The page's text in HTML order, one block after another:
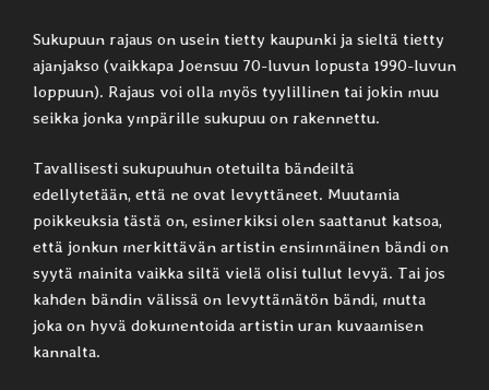
Sukupuun rajaus on usein tietty kaupunki ja sieltä tietty
ajanjakso (vaikkapa Joensuu 70-luvun lopusta 1990-luvun
loppuun). Rajaus voi olla myös tyylillinen tai jokin muu
seikka jonka ympärille sukupuu on rakennettu.
Tavallisesti sukupuuhun otetuilta bändeiltä
edellytetään, että ne ovat levyttäneet. Muutamia
poikkeuksia tästä on, esimerkiksi olen saattanut katsoa,
että jonkun merkittävän artistin ensimmäinen bändi on
syytä mainita vaikka siltä vielä olisi tullut levyä. Tai jos
kahden bändin välissä on levyttämätön bändi, mutta
joka on hyvä dokumentoida artistin uran kuvaamisen
kannalta.